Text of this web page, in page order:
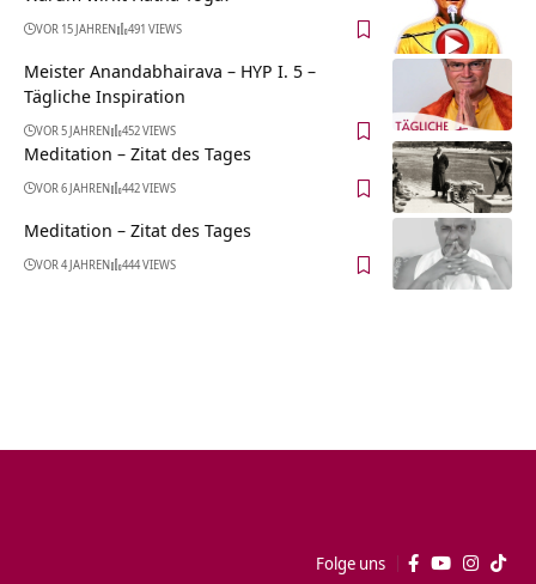
VOR 15 JAHREN 491 VIEWS
Meister Anandabhairava – HYP I. 5 –
Tägliche Inspiration
VOR 5 JAHREN 452 VIEWS
Meditation – Zitat des Tages
VOR 6 JAHREN 442 VIEWS
Meditation – Zitat des Tages
VOR 4 JAHREN 444 VIEWS
Folge uns